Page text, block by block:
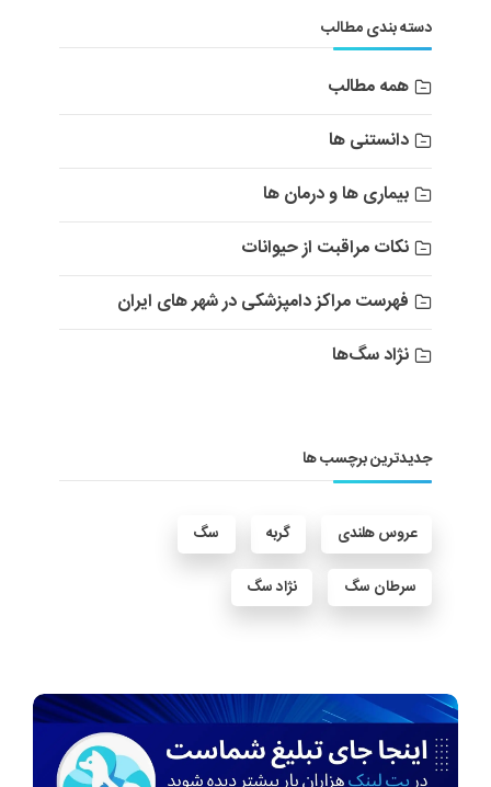
دسته بندی مطالب
همه مطالب
دانستنی ها
بیماری ها و درمان ها
نکات مراقبت از حیوانات
فهرست مراکز دامپزشکی در شهر های ایران
نژاد سگ‌ها
جدیدترین برچسب ها
عروس هلندی گربه سگ
سرطان سگ نژاد سگ